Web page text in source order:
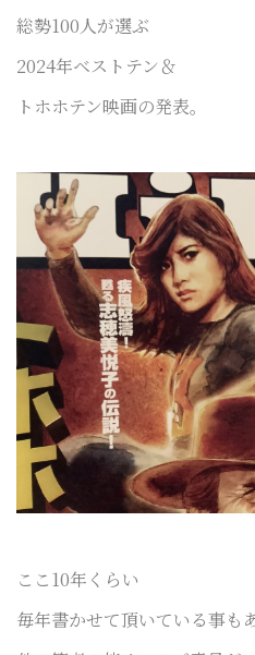
総勢100人が選ぶ
2024年ベストテン＆
トホホテン映画の発表。
ここ10年くらい
毎年書かせて頂いている事も